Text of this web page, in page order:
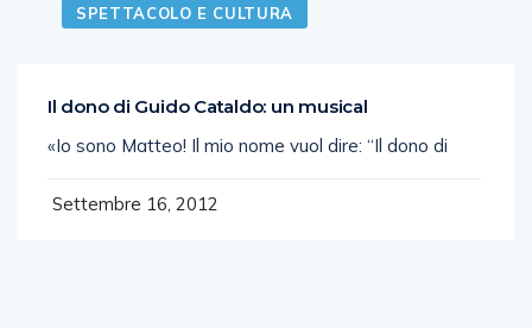
SPETTACOLO E CULTURA
Il dono di Guido Cataldo: un musical
«Io sono Matteo! Il mio nome vuol dire: “Il dono di
Settembre 16, 2012